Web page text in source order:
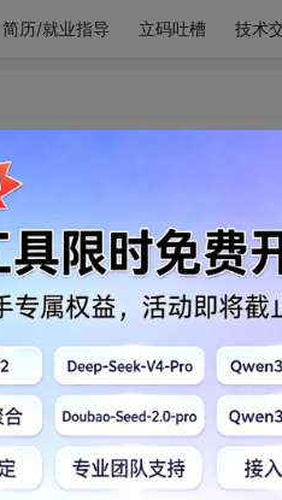
简历/就业指导 立码吐槽 技术
举报